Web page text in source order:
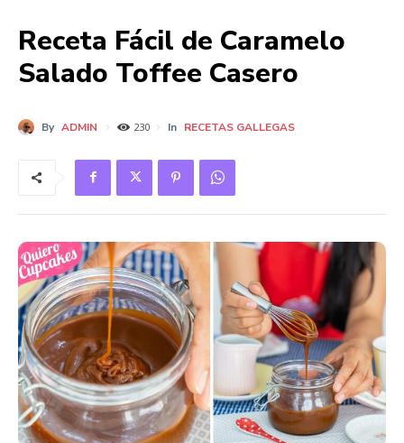
Receta Fácil de Caramelo
Salado Toffee Casero
By ADMIN 230 In RECETAS GALLEGAS